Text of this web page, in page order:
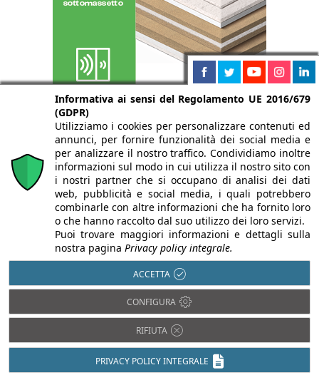
Antisismica
Barriere
Architettoniche
BIM
Isolamento acustico
Isolamento termico
Luce in Architettura
Prevenzione
incendi
Restauro e
Ristrutturazioni
Sostenibilità e
Bioedilizia
Informativa ai sensi del Regolamento UE 2016/679
(GDPR)
Utilizziamo i cookies per personalizzare contenuti ed
annunci, per fornire funzionalità dei social media e
per analizzare il nostro traffico. Condividiamo inoltre
informazioni sul modo in cui utilizza il nostro sito con
i nostri partner che si occupano di analisi dei dati
web, pubblicità e social media, i quali potrebbero
combinarle con altre informazioni che ha fornito loro
o che hanno raccolto dal suo utilizzo dei loro servizi.
Puoi trovare maggiori informazioni e dettagli sulla
nostra pagina Privacy policy integrale.
ACCETTA
CONFIGURA
RIFIUTA
PRIVACY POLICY INTEGRALE